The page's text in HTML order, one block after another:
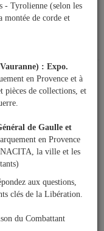
- Tyrolienne (selon les
de corde et
: Expo.
en Provence et à
pièces de collections, et
de Gaulle et
en Provence
la ville et les
aux questions,
clés de la Libération.
du Combattant
pour un avenir
le chantier du port